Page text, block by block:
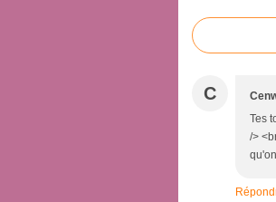
C
Tes
/>